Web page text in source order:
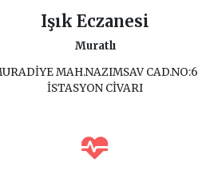
Işık Eczanesi
Muratlı
MAH.NAZIMSAV CAD.NO:6
İSTASYON CİVARI